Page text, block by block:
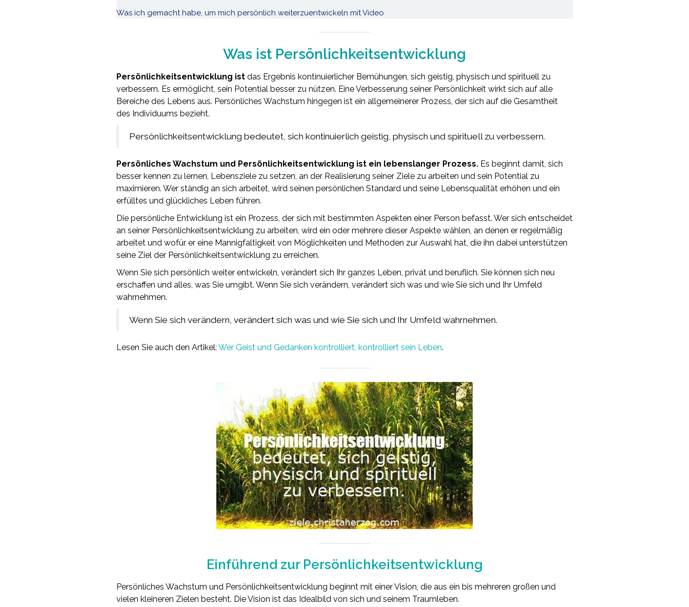
Was ich gemacht habe, um mich persönlich weiterzuentwickeln mit Video
Was ist Persönlichkeitsentwicklung
Persönlichkeitsentwicklung ist das Ergebnis kontinuierlicher Bemühungen, sich geistig, physisch und spirituell zu
verbessern. Es ermöglicht, sein Potential besser zu nützen. Eine Verbesserung seiner Persönlichkeit wirkt sich auf alle
Bereiche des Lebens aus. Persönliches Wachstum hingegen ist ein allgemeinerer Prozess, der sich auf die Gesamtheit
des Individuums bezieht.
Persönlichkeitsentwicklung bedeutet, sich kontinuierlich geistig, physisch und spirituell zu verbessern.
Persönliches Wachstum und Persönlichkeitsentwicklung ist ein lebenslanger Prozess. Es beginnt damit, sich
besser kennen zu lernen, Lebensziele zu setzen, an der Realisierung seiner Ziele zu arbeiten und sein Potential zu
maximieren. Wer ständig an sich arbeitet, wird seinen persönlichen Standard und seine Lebensqualität erhöhen und ein
erfülltes und glückliches Leben führen.
Die persönliche Entwicklung ist ein Prozess, der sich mit bestimmten Aspekten einer Person befasst. Wer sich entscheidet
an seiner Persönlichkeitsentwicklung zu arbeiten, wird ein oder mehrere dieser Aspekte wählen, an denen er regelmäßig
arbeitet und wofür er eine Mannigfaltigkeit von Möglichkeiten und Methoden zur Auswahl hat, die ihn dabei unterstützen
seine Ziel der Persönlichkeitsentwicklung zu erreichen.
Wenn Sie sich persönlich weiter entwickeln, verändert sich Ihr ganzes Leben, privat und beruflich. Sie können sich neu
erschaffen und alles, was Sie umgibt. Wenn Sie sich verändern, verändert sich was und wie Sie sich und Ihr Umfeld
wahrnehmen.
Wenn Sie sich verändern, verändert sich was und wie Sie sich und Ihr Umfeld wahrnehmen.
Lesen Sie auch den Artikel: Wer Geist und Gedanken kontrolliert, kontrolliert sein Leben.
Einführend zur Persönlichkeitsentwicklung
Persönliches Wachstum und Persönlichkeitsentwicklung beginnt mit einer Vision, die aus ein bis mehreren großen und
vielen kleineren Zielen besteht. Die Vision ist das Idealbild von sich und seinem Traumleben.